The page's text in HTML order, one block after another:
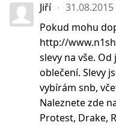
Jiří 31.08.2015
Pokud mohu
http://
slevy na vše.
oblečení. Slevy
vybírám snb,
Naleznete zde
Protest, Drake,